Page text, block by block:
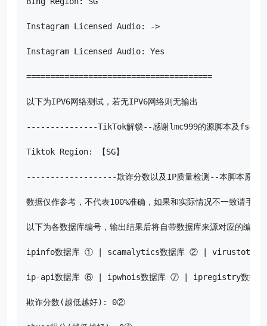
Instagram Licensed Audio: ->
Instagram Licensed Audio: Yes
=======================================
以下为IPV6网络测试，若无IPV6网络则无输出
---------------TikTok解锁--感谢lmc999的源脚本及
Tiktok Region: 【SG】
-------------------欺诈分数以及IP质量检测--本脚本
数据仅作参考，不代表100%准确，如果和实际情况不一致请手动
以下为各数据库编号，输出结果后将自带数据库来源对应的编号
ipinfo数据库 ① | scamalytics数据库 ② | virustotal
ip-api数据库 ⑥ | ipwhois数据库 ⑦ | ipregistry数据
欺诈分数(越低越好): 0②